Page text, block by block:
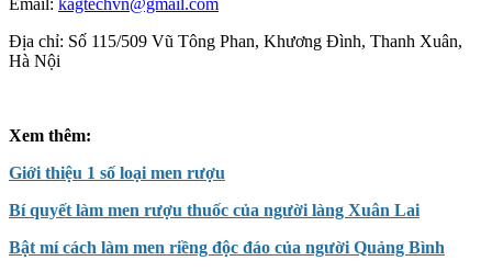
Email: kagtechvn@gmail.com
Địa chỉ: Số 115/509 Vũ Tông Phan, Khương Đình, Thanh Xuân,
Hà Nội
Xem thêm:
Giới thiệu 1 số loại men rượu
Bí quyết làm men rượu thuốc của người làng Xuân Lai
Bật mí cách làm men riềng độc đáo của người Quảng Bình